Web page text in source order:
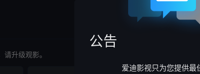
升级观影。
公告
爱迪影视只为您提供最